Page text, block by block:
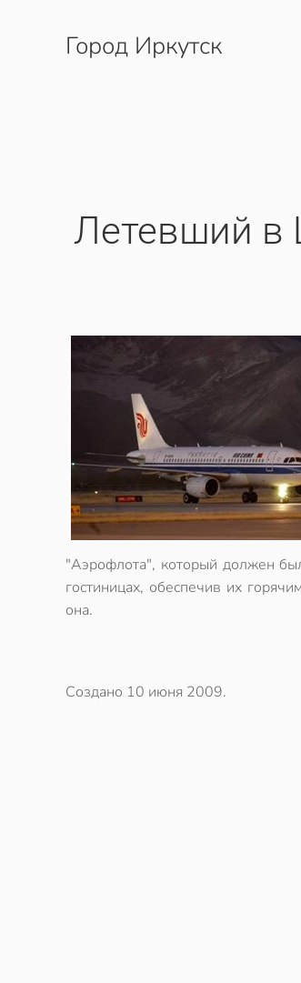
Перейти к содержимому
Город Иркутск
Летевший в
"Аэрофлота", который должен
гостиницах, обеспечив их
она.
Создано 10 июня 2009.